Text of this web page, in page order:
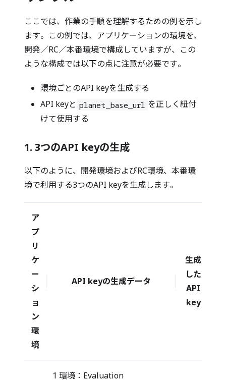
ここでは、作業の手順を理解するための例を示し
ます。この例では、アプリケーションの環境を、
開発／RC／本番環境で構成していますが、この
ような構成では以下の点に注意が必要です。
環境ごとのAPI keyを生成する
API keyと planet_base_url を正しく紐付
けて使用する
1. 3つのAPI keyの生成
以下のように、開発環境およびRC環境、本番環
境で利用する3つのAPI keyを生成します。
ア
プ
リ
ケ
ー
シ
ョ
ン
環
境
API keyの生成データ
生成
した
API
key
1 環境：Evaluation